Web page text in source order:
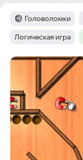
Категория:
Головоломки
Тег :
Логическая игра